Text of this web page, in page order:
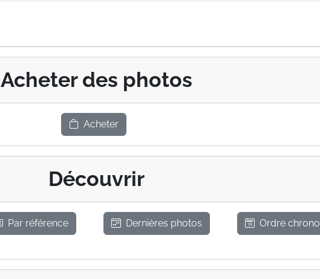
Acheter des photos
Acheter
Découvrir
Par référence Dernières photos Ordre chrono